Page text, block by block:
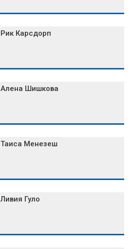
Рик Карсдорп
Алена Шишкова
Таиса Менезеш
Ливия Гуло